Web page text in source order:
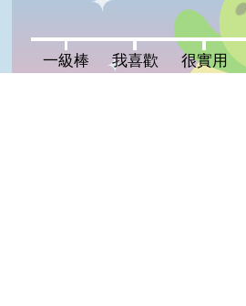
一級棒:0% 我喜歡:0% 很實用:0%
一級棒 我喜歡 很實用